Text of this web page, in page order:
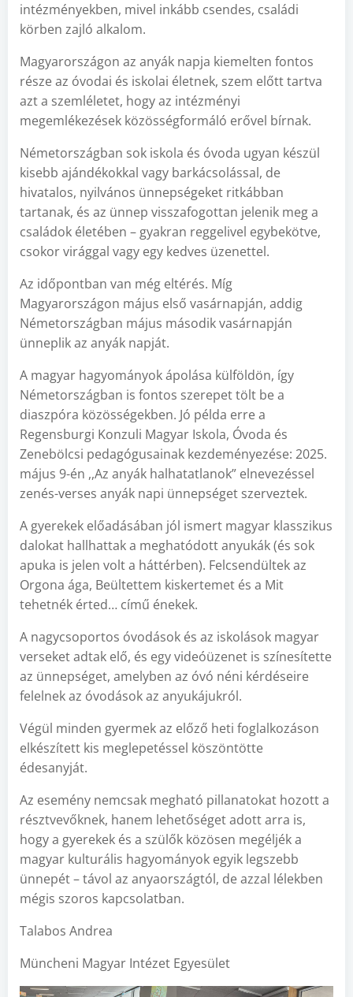
intézményekben, mivel inkább csendes, családi
körben zajló alkalom.
Magyarországon az anyák napja kiemelten fontos
része az óvodai és iskolai életnek, szem előtt tartva
azt a szemléletet, hogy az intézményi
megemlékezések közösségformáló erővel bírnak.
Németországban sok iskola és óvoda ugyan készül
kisebb ajándékokkal vagy barkácsolással, de
hivatalos, nyilvános ünnepségeket ritkábban
tartanak, és az ünnep visszafogottan jelenik meg a
családok életében – gyakran reggelivel egybekötve,
csokor virággal vagy egy kedves üzenettel.
Az időpontban van még eltérés. Míg
Magyarországon május első vasárnapján, addig
Németországban május második vasárnapján
ünneplik az anyák napját.
A magyar hagyományok ápolása külföldön, így
Németországban is fontos szerepet tölt be a
diaszpóra közösségekben. Jó példa erre a
Regensburgi Konzuli Magyar Iskola, Óvoda és
Zenebölcsi pedagógusainak kezdeményezése: 2025.
május 9-én ,,Az anyák halhatatlanok” elnevezéssel
zenés-verses anyák napi ünnepséget szerveztek.
A gyerekek előadásában jól ismert magyar klasszikus
dalokat hallhattak a meghatódott anyukák (és sok
apuka is jelen volt a háttérben). Felcsendültek az
Orgona ága, Beültettem kiskertemet és a Mit
tehetnék érted… című énekek.
A nagycsoportos óvodások és az iskolások magyar
verseket adtak elő, és egy videóüzenet is színesítette
az ünnepséget, amelyben az óvó néni kérdéseire
felelnek az óvodások az anyukájukról.
Végül minden gyermek az előző heti foglalkozáson
elkészített kis meglepetéssel köszöntötte
édesanyját.
Az esemény nemcsak megható pillanatokat hozott a
résztvevőknek, hanem lehetőséget adott arra is,
hogy a gyerekek és a szülők közösen megéljék a
magyar kulturális hagyományok egyik legszebb
ünnepét – távol az anyaországtól, de azzal lélekben
mégis szoros kapcsolatban.
Talabos Andrea
Müncheni Magyar Intézet Egyesület